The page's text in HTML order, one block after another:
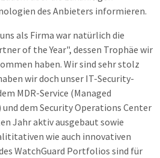
des Anbieters informieren.
als Firma war natürlich die
of the Year", dessen Trophäe wir
haben. Wir sind sehr stolz
wir doch unser IT-Security-
MDR-Service (Managed
dem Security Operations Center
Jahr aktiv ausgebaut sowie
wie auch innovativen
WatchGuard Portfolios sind für